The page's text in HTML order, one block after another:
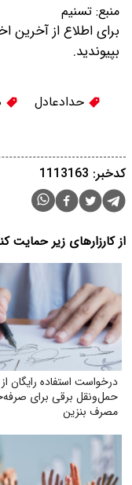
منبع: تسنیم
برای اطلاع از آخرین
بپیوندید.
حدادعادل
کدخبر: 1113163
از کارزارهای زیر حمایت
درخواست استفاده رایگان از
حمل‌ونقل برقی برای
مصرف بنزین